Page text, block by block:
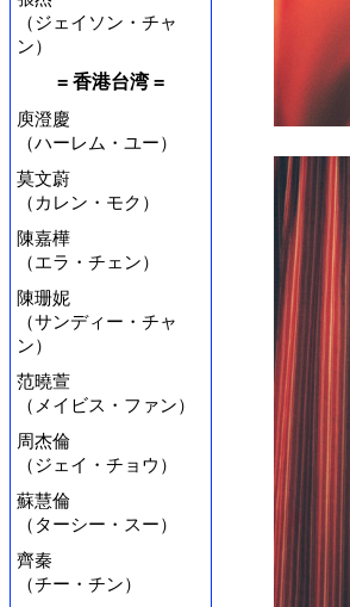
（ジェイソン・チャ
ン）
= 香港台湾 =
庾澄慶
（ハーレム・ユー）
莫文蔚
（カレン・モク）
陳嘉樺
（エラ・チェン）
陳珊妮
（サンディー・チャ
ン）
范曉萱
（メイビス・ファン）
周杰倫
（ジェイ・チョウ）
蘇慧倫
（ターシー・スー）
齊秦
（チー・チン）